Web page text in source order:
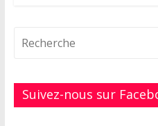
Suivez-nous sur